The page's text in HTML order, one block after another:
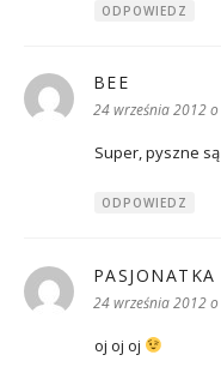
ODPOWIEDZ
BEE
24 września 2012
Super, pyszne
ODPOWIEDZ
PASJONATKA
24 września 2012
oj oj oj